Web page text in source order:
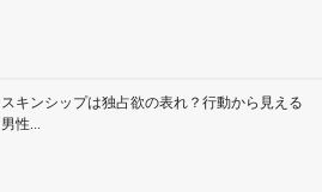
スキンシップは独占欲の表れ？行動から見える
男性...